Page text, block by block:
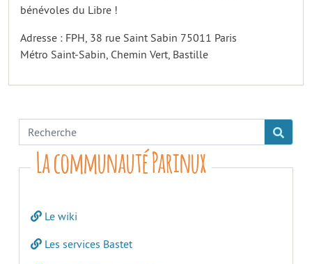
bénévoles du Libre !
Adresse : FPH, 38 rue Saint Sabin 75011 Paris
Métro Saint-Sabin, Chemin Vert, Bastille
La communauté Parinux
Le wiki
Les services Bastet